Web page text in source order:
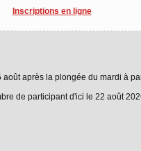
Inscriptions en ligne
après la plongée du mardi à
de participant d'ici le 22 août